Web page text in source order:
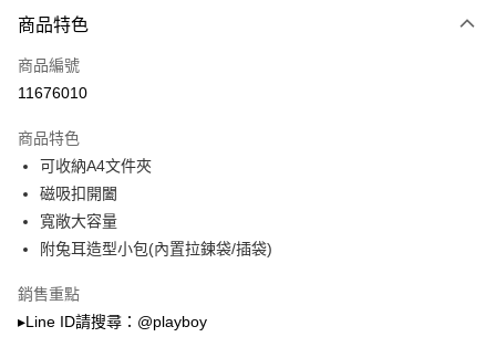
2.付款方式選擇「大哥付你分期」，訂單成立後會自動跳轉到大哥付的交易
成交易。
3.實際核准額度、可分期數及費用金額請依後續交易確認頁面所載為準。
消。如遇「轉專審核」未通過狀況，表示未達大哥付你分期系統評分，恕無
法說明評估內容。
【繳款方式說明】
1.分期款項不併入電信帳單，「大哥付你分期」於每月結算日後寄送繳費提
2.透過簡訊連結打開帳單後，可選擇「超商條碼／台灣大直營門市／銀行轉
帳／街口支付／iPASS MONEY」等通路繳費。
【注意事項】
1.本服務係由「台灣大哥大股份有限公司」（以下簡稱本公司）所提供，讓
用戶於交易時，得透過本服務購買商品或服務，並由商店將買賣／分期付款
運送方式
全家取貨付款
付款後全家取貨
每筆NT$100，滿NT$700(含以上)免運費
付款後萊爾富取貨
商品特色
商品編號
11676010
商品特色
可收納A4文件夾
磁吸扣開闔
寬敞大容量
附兔耳造型小包(內置拉鍊袋/插袋)
銷售重點
▸Line ID請搜尋：@playboy